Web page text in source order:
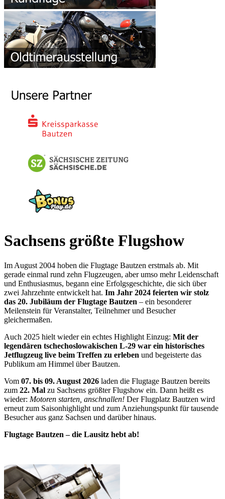
Sachsens größte Flugshow
Im August 2004 hoben die Flugtage Bautzen erstmals ab. Mit
gerade einmal rund zehn Flugzeugen, aber umso mehr Leidenschaft
und Enthusiasmus, begann eine Erfolgsgeschichte, die sich über
zwei Jahrzehnte entwickelt hat. Im Jahr 2024 feierten wir stolz
das 20. Jubiläum der Flugtage Bautzen – ein besonderer
Meilenstein für Veranstalter, Teilnehmer und Besucher
gleichermaßen.
Auch 2025 hielt wieder ein echtes Highlight Einzug: Mit der
legendären tschechoslowakischen L-29 war ein historisches
Jetflugzeug live beim Treffen zu erleben und begeisterte das
Publikum am Himmel über Bautzen.
Vom 07. bis 09. August 2026 laden die Flugtage Bautzen bereits
zum 22. Mal zu Sachsens größter Flugshow ein. Dann heißt es
wieder: Motoren starten, anschnallen! Der Flugplatz Bautzen wird
erneut zum Saisonhighlight und zum Anziehungspunkt für tausende
Besucher aus ganz Sachsen und darüber hinaus.
Flugtage Bautzen – die Lausitz hebt ab!